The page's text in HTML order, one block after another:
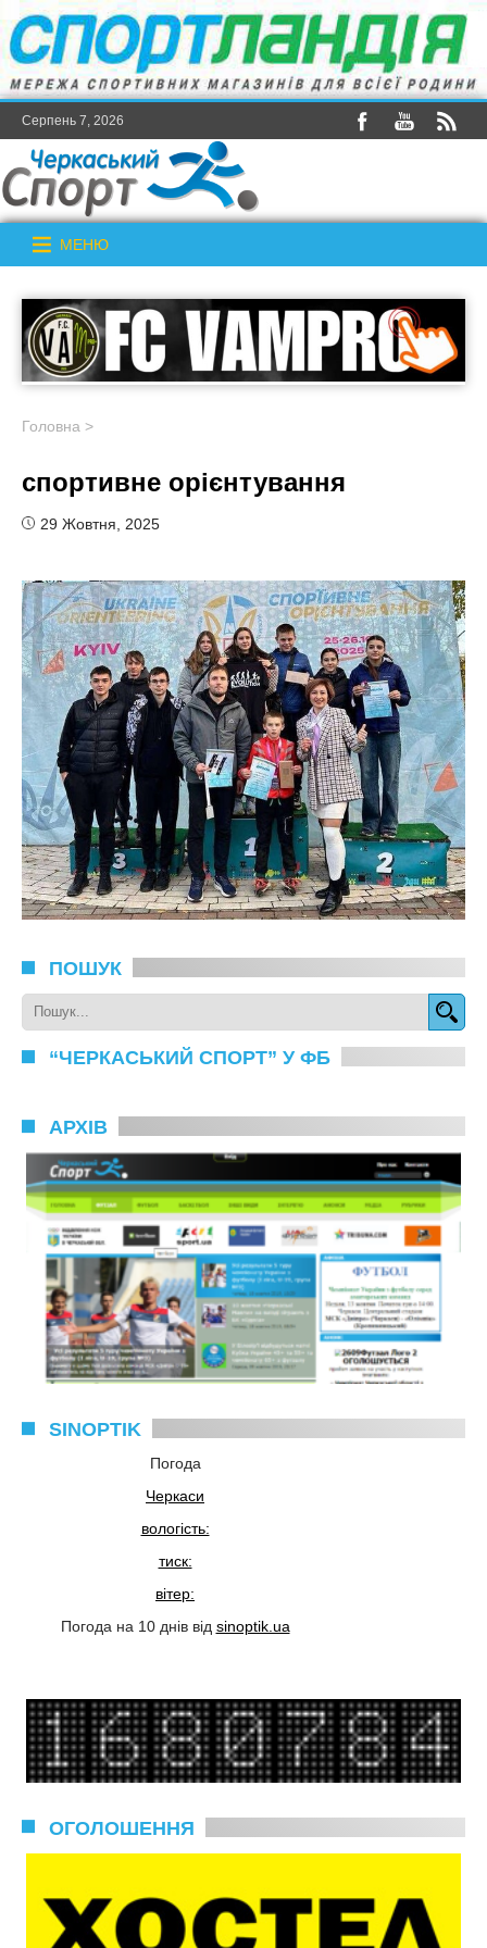
Серпень 7, 2026
МЕНЮ
Головна >
спортивне орієнтування
29 Жовтня, 2025
ПОШУК
“ЧЕРКАСЬКИЙ СПОРТ” У ФБ
АРХІВ
SINOPTIK
Погода
Черкаси
вологість:
тиск:
вітер:
Погода на 10 днів від sinoptik.ua
ОГОЛОШЕННЯ